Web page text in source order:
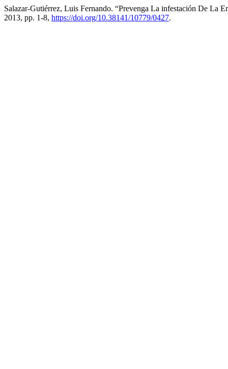
Salazar-Gutiérrez, Luis Fernando. “Prevenga La infestación De La
2013, pp. 1-8, https://doi.org/10.38141/10779/0427.